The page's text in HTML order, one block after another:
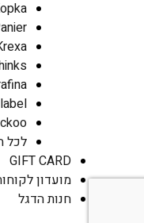
לכל
GIFT CARD
מועדון
חנות הדגל